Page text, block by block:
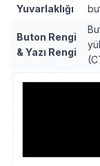
Yuvarlaklığı
Buton Rengi
& Yazı Rengi